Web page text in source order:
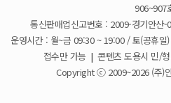
더블할인카드는 어떻게 등
휴대폰 구매 후 불량이면
906~907
통신판매업신고번호 : 2009-경기안산-
운영시간 : 월~금 09:30 ~ 19:00 / 토(공휴
접수만 가능 | 콘텐츠 도용시 민/
Copyright ⓒ 2009~2026 (주)